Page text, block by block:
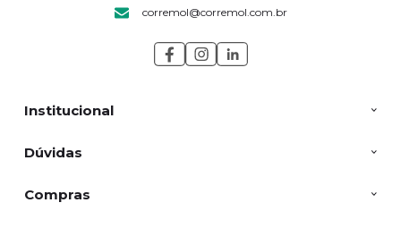
Institucional
Dúvidas
Compras
corremol@corremol.com.br